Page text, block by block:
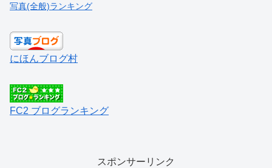
写真(全般)ランキング
にほんブログ村
FC2 ブログランキング
スポンサーリンク